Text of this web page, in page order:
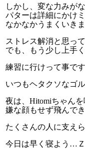
しかし、変な力みが
パターは詳細にかけ
なかなかうまくいき
ストレス解消と思っ
でも、もう少し上手
練習に行けって事です
いつもヘタクソなゴ
夜は、Hitomiちゃん
嫌な顔もせず飛んで
たくさんの人に支え
今日は早く寝よう…Ｚ